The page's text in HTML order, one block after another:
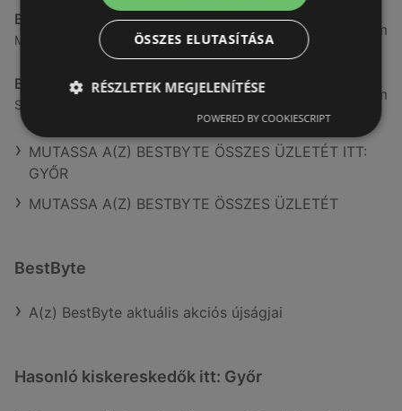
BestByte
Mészáros Lőrinc utca 13., 9023 Győr
84,92 km
BestByte
Szabadi u. 3., 9028 Győr
85,67 km
MUTASSA A(Z) BESTBYTE ÖSSZES ÜZLETÉT ITT:
GYŐR
MUTASSA A(Z) BESTBYTE ÖSSZES ÜZLETÉT
BestByte
A(z) BestByte aktuális akciós újságjai
Hasonló kiskereskedők itt: Győr
ÖSSZES ELUTASÍTÁSA
RÉSZLETEK MEGJELENÍTÉSE
POWERED BY COOKIESCRIPT